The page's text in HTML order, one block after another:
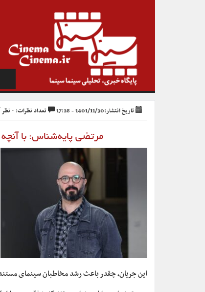
تاریخ انتشار:1401/11/30 - 17:28 تعداد نظرات: ۰ نظر
مرتضی پایه‌شناس: با
این جریان، چقدر باعث رشد مخاطبان سینمای